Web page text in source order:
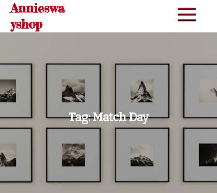
Skip
content
Annieswa
yshop
Tag:Match Day